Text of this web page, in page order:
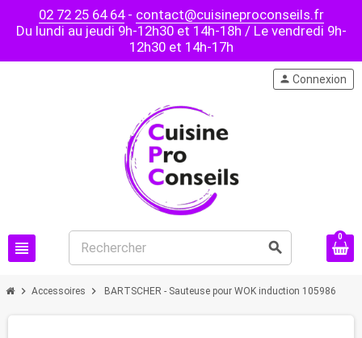
02 72 25 64 64- contact@cuisineproconseils.fr
Du lundi au jeudi 9h-12h30 et 14h-18h / Le vendredi 9h-
12h30 et 14h-17h
view_headline search
person Connexion
0
chevron_right Accessoires chevron_right BARTSCHER - Sauteuse pour WOK induction 105986